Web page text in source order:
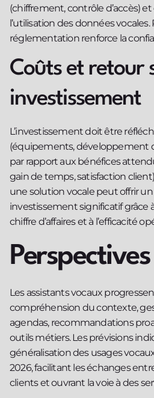
(chiffrement, contrôle d’accès)
l’utilisation des données vocales.
réglementation renforce la
Coûts et retour
investissement
L’investissement doit être
(équipements, développement
par rapport aux bénéfices
gain de temps, satisfaction
une solution vocale peut offrir
investissement significatif grâce
chiffre d’affaires et à l’efficacité
Les assistants vocaux
compréhension du contexte,
agendas, recommandations
outils métiers. Les prévisions
généralisation des usages vocaux
2026, facilitant les échanges
clients et ouvrant la voie à des